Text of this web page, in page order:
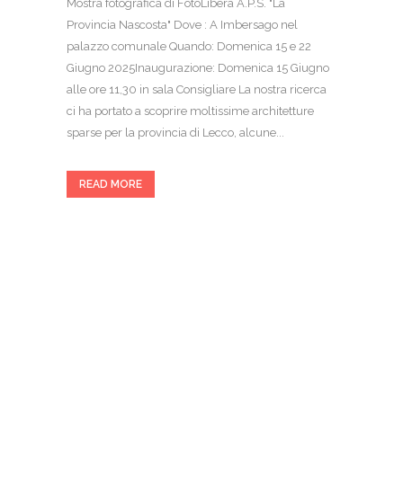
Mostra fotografica di FotoLibera A.P.S. "La
Provincia Nascosta" Dove : A Imbersago nel
palazzo comunale Quando: Domenica 15 e 22
Giugno 2025Inaugurazione: Domenica 15 Giugno
alle ore 11,30 in sala Consigliare La nostra ricerca
ci ha portato a scoprire moltissime architetture
sparse per la provincia di Lecco, alcune...
READ MORE